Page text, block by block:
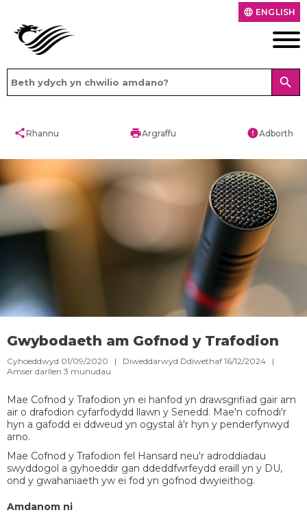
language ENGLISH
search
shareRhannu printArgraffu errorAdborth
Gwybodaeth am Gofnod y Trafodion
Cyhoeddwyd 01/09/2020 | Diweddarwyd Ddiwethaf 16/12/2024 |
Amser darllen 3 munudau
Mae Cofnod y Trafodion yn ei hanfod yn drawsgrifiad gair am
air o drafodion cyfarfodydd llawn y Senedd. Mae'n cofnodi'r
hyn a gafodd ei ddweud yn ogystal â'r hyn y penderfynwyd
arno.​
Mae Cofnod y Trafodion fel Hansard neu'r adroddiadau
swyddogol a gyhoeddir gan ddeddfwrfeydd eraill yn y DU,
ond y gwahaniaeth yw ei fod yn gofnod dwyieithog.
Amdanom ni​